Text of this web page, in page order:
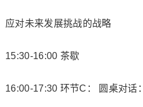
应对未来发展挑战的战略
15:30-16:00 茶歇
16:00-17:30 环节C： 圆桌对话